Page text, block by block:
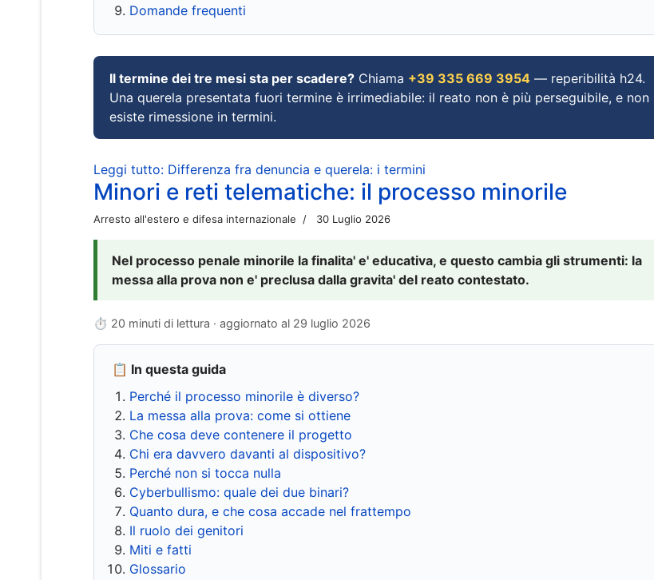
Domande frequenti
Il termine dei tre mesi sta per scadere? Chiama +39 335 669 3954 — reperibilità h24.
Una querela presentata fuori termine è irrimediabile: il reato non è più perseguibile, e non
esiste rimessione in termini.
Leggi tutto: Differenza fra denuncia e querela: i termini
Minori e reti telematiche: il processo minorile
Arresto all'estero e difesa internazionale 30 Luglio 2026
Nel processo penale minorile la finalita' e' educativa, e questo cambia gli strumenti: la
messa alla prova non e' preclusa dalla gravita' del reato contestato.
⏱ 20 minuti di lettura · aggiornato al 29 luglio 2026
📋 In questa guida
Perché il processo minorile è diverso?
La messa alla prova: come si ottiene
Che cosa deve contenere il progetto
Chi era davvero davanti al dispositivo?
Perché non si tocca nulla
Cyberbullismo: quale dei due binari?
Quanto dura, e che cosa accade nel frattempo
Il ruolo dei genitori
Miti e fatti
Glossario